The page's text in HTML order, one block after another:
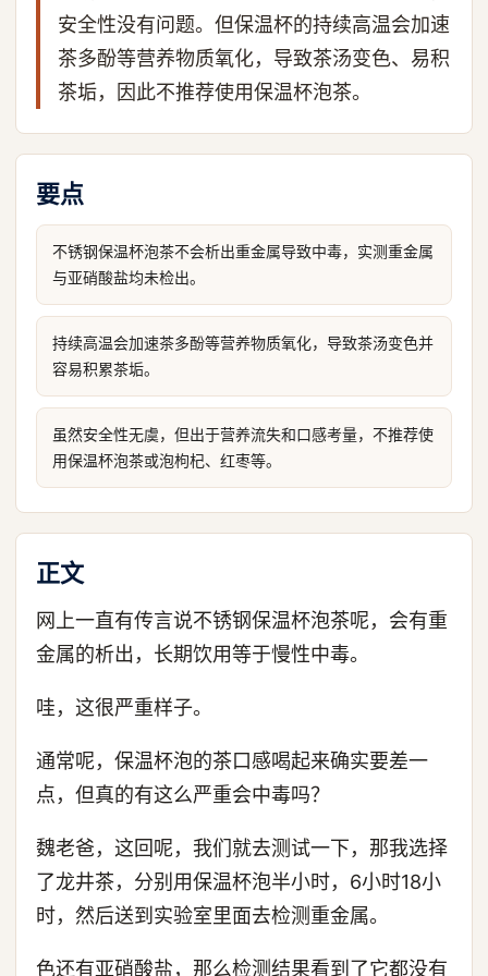
安全性没有问题。但保温杯的持续高温会加速
茶多酚等营养物质氧化，导致茶汤变色、易积
茶垢，因此不推荐使用保温杯泡茶。
要点
不锈钢保温杯泡茶不会析出重金属导致中毒，实测重金属
与亚硝酸盐均未检出。
持续高温会加速茶多酚等营养物质氧化，导致茶汤变色并
容易积累茶垢。
虽然安全性无虞，但出于营养流失和口感考量，不推荐使
用保温杯泡茶或泡枸杞、红枣等。
正文
网上一直有传言说不锈钢保温杯泡茶呢，会有重
金属的析出，长期饮用等于慢性中毒。
哇，这很严重样子。
通常呢，保温杯泡的茶口感喝起来确实要差一
点，但真的有这么严重会中毒吗？
魏老爸，这回呢，我们就去测试一下，那我选择
了龙井茶，分别用保温杯泡半小时，6小时18小
时，然后送到实验室里面去检测重金属。
色还有亚硝酸盐，那么检测结果看到了它都没有